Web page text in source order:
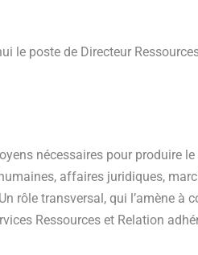
le poste de Directeur
nécessaires pour produire
affaires juridiques,
rôle transversal, qui l’amène à
Ressources et Relation